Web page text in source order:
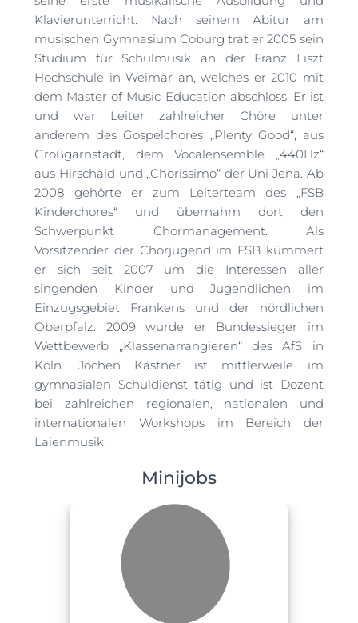
Klavierunterricht. Nach seinem Abitur am
musischen Gymnasium Coburg trat er 2005 sein
Studium für Schulmusik an der Franz Liszt
Hochschule in Weimar an, welches er 2010 mit
dem Master of Music Education abschloss. Er ist
und war Leiter zahlreicher Chöre unter
anderem des Gospelchores „Plenty Good“, aus
Großgarnstadt, dem Vocalensemble „440Hz“
aus Hirschaid und „Chorissimo“ der Uni Jena. Ab
2008 gehörte er zum Leiterteam des „FSB
Kinderchores“ und übernahm dort den
Schwerpunkt Chormanagement. Als
Vorsitzender der Chorjugend im FSB kümmert
er sich seit 2007 um die Interessen aller
singenden Kinder und Jugendlichen im
Einzugsgebiet Frankens und der nördlichen
Oberpfalz. 2009 wurde er Bundessieger im
Wettbewerb „Klassenarrangieren“ des AfS in
Köln. Jochen Kästner ist mittlerweile im
gymnasialen Schuldienst tätig und ist Dozent
bei zahlreichen regionalen, nationalen und
internationalen Workshops im Bereich der
Laienmusik.
Minijobs